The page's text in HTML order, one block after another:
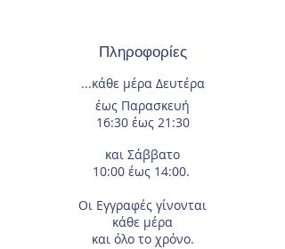
Πληροφορίες
...κάθε μέρα Δευτέρα
έως Παρασκευή
16:30 έως 21:30
και Σάββατο
10:00 έως 14:00.
Οι Εγγραφές γίνονται
κάθε μέρα
και όλο το χρόνο.